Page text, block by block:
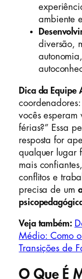
ambiente
diversão,
Dica da Equipe
vocês esperam
férias?” Essa
resposta for
qualquer lugar
mais
conflitos e
precisa de um
Veja também:
Médio: Como
Transições de
O Que É